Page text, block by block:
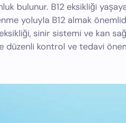
bulunur. B12 eksikliği
yoluyla B12 almak
sinir sistemi ve kan
düzenli kontrol ve tedavi